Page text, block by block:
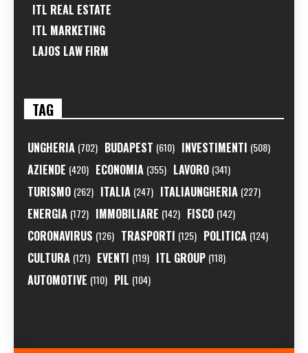
ITL REAL ESTATE
ITL MARKETING
LAJOS LAW FIRM
TAG
UNGHERIA (702) BUDAPEST (610) INVESTIMENTI (508)
AZIENDE (420) ECONOMIA (355) LAVORO (341)
TURISMO (262) ITALIA (247) ITALIAUNGHERIA (227)
ENERGIA (172) IMMOBILIARE (142) FISCO (142)
CORONAVIRUS (126) TRASPORTI (125) POLITICA (124)
CULTURA (121) EVENTI (119) ITL GROUP (118)
AUTOMOTIVE (110) PIL (104)